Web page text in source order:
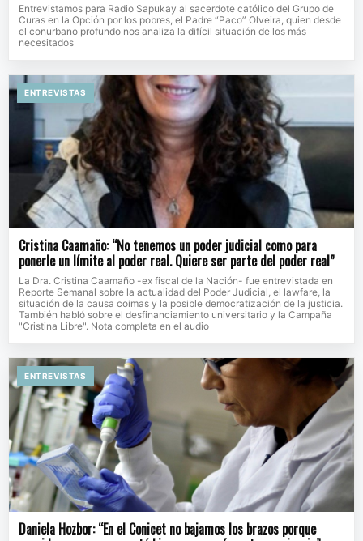
Entrevistamos para Radio Sapukay al sacerdote católico del Grupo de
Curas en la Opción por los pobres, el Padre “Paco” Olveira, quien desde
el conurbano profundo nos analiza la difícil situación de los más
necesitados
ENTREVISTAS
Cristina Caamaño: “No tenemos un poder judicial como para
ponerle un límite al poder real. Quiere ser parte del poder real”
La Dra. Cristina Caamaño -ex fiscal de la Nación- fue entrevistada en
Reporte Semanal sobre la actualidad del Poder Judicial, el lawfare, la
situación de la causa coimas y la posible democratización de la justicia.
También habló sobre el desfinanciamiento universitario y la Campaña
"Cristina Libre". Nota completa en el audio
ENTREVISTAS
Daniela Hozbor: “En el Conicet no bajamos los brazos porque